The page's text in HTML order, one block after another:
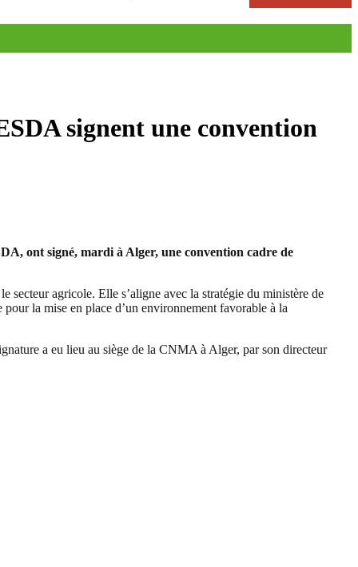
signent une convention
ont signé, mardi à Alger, une convention cadre de
secteur agricole. Elle s’aligne avec la stratégie du ministère de
la mise en place d’un environnement favorable à la
a eu lieu au siège de la CNMA à Alger, par son directeur